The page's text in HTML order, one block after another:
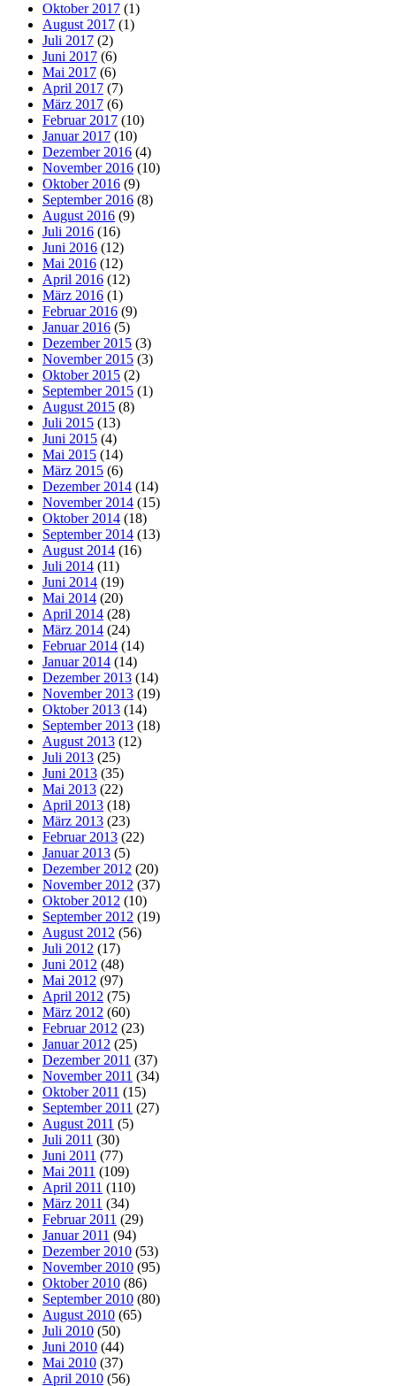
Oktober 2017 (1)
August 2017 (1)
Juli 2017 (2)
Juni 2017 (6)
Mai 2017 (6)
April 2017 (7)
März 2017 (6)
Februar 2017 (10)
Januar 2017 (10)
Dezember 2016 (4)
November 2016 (10)
Oktober 2016 (9)
September 2016 (8)
August 2016 (9)
Juli 2016 (16)
Juni 2016 (12)
Mai 2016 (12)
April 2016 (12)
März 2016 (1)
Februar 2016 (9)
Januar 2016 (5)
Dezember 2015 (3)
November 2015 (3)
Oktober 2015 (2)
September 2015 (1)
August 2015 (8)
Juli 2015 (13)
Juni 2015 (4)
Mai 2015 (14)
März 2015 (6)
Dezember 2014 (14)
November 2014 (15)
Oktober 2014 (18)
September 2014 (13)
August 2014 (16)
Juli 2014 (11)
Juni 2014 (19)
Mai 2014 (20)
April 2014 (28)
März 2014 (24)
Februar 2014 (14)
Januar 2014 (14)
Dezember 2013 (14)
November 2013 (19)
Oktober 2013 (14)
September 2013 (18)
August 2013 (12)
Juli 2013 (25)
Juni 2013 (35)
Mai 2013 (22)
April 2013 (18)
März 2013 (23)
Februar 2013 (22)
Januar 2013 (5)
Dezember 2012 (20)
November 2012 (37)
Oktober 2012 (10)
September 2012 (19)
August 2012 (56)
Juli 2012 (17)
Juni 2012 (48)
Mai 2012 (97)
April 2012 (75)
März 2012 (60)
Februar 2012 (23)
Januar 2012 (25)
Dezember 2011 (37)
November 2011 (34)
Oktober 2011 (15)
September 2011 (27)
August 2011 (5)
Juli 2011 (30)
Juni 2011 (77)
Mai 2011 (109)
April 2011 (110)
März 2011 (34)
Februar 2011 (29)
Januar 2011 (94)
Dezember 2010 (53)
November 2010 (95)
Oktober 2010 (86)
September 2010 (80)
August 2010 (65)
Juli 2010 (50)
Juni 2010 (44)
Mai 2010 (37)
April 2010 (56)